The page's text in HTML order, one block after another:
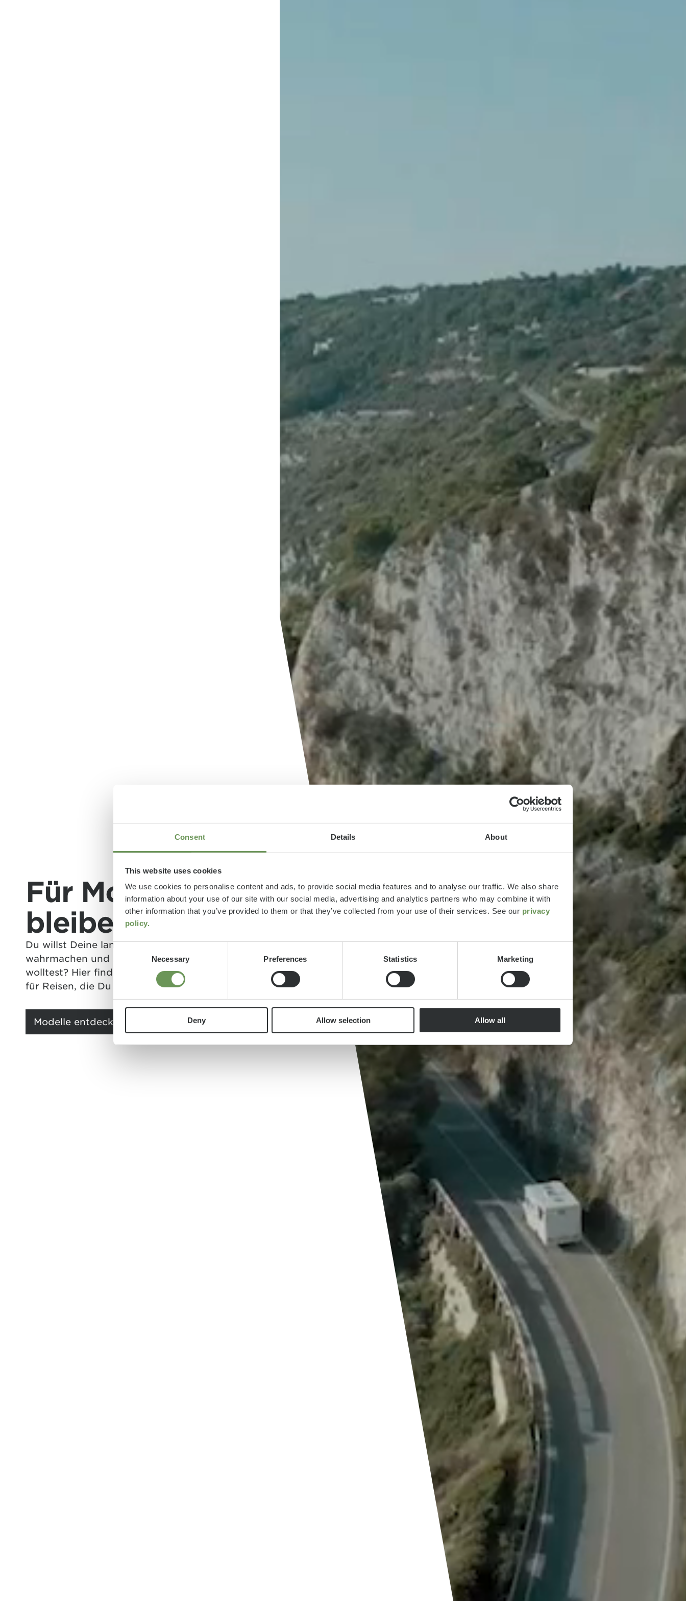
Consent Details About
This website uses cookies
We use cookies to personalise content and ads, to provide social media features and to analyse our traffic. We also share
information about your use of our site with our social media, advertising and analytics partners who may combine it with
other information that you’ve provided to them or that they’ve collected from your use of their services. See our privacy
policy.
Consent
Necessary Preferences Statistics Marketing
Deny Allow selection Allow all
Für Momente, die
bleiben
Du willst Deine langersehnten Reiseträume
wahrmachen und so reisen, wie Du es schon immer
wolltest? Hier findest Du die passenden Begleiter
für Reisen, die Du garantiert nicht vergisst.
Modelle entdecken